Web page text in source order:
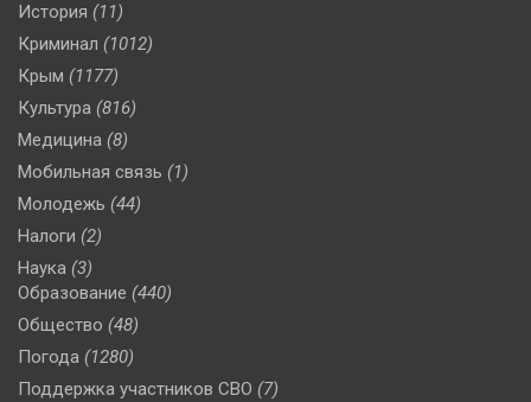
История (11)
Криминал (1012)
Крым (1177)
Культура (816)
Медицина (8)
Мобильная связь (1)
Молодежь (44)
Налоги (2)
Наука (3)
Образование (440)
Общество (48)
Погода (1280)
Поддержка участников СВО (7)